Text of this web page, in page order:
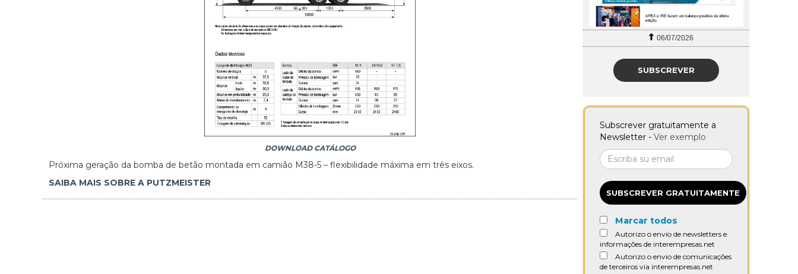
DOWNLOAD CATÁLOGO
Próxima geração da bomba de betão montada em camião M38-5 – flexibilidade máxima em três eixos.
SAIBA MAIS SOBRE A PUTZMEISTER
06/07/2026
SUBSCREVER
Subscrever gratuitamente a
Newsletter - Ver exemplo
SUBSCREVER GRATUITAMENTE
Marcar todos
Autorizo o envio de newsletters e
informações de interempresas.net
Autorizo o envio de comunicações
de terceiros via interempresas.net